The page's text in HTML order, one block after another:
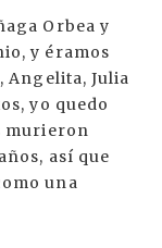
Orbea y
y éramos
Angelita, Julia
yo quedo
murieron
así que
una